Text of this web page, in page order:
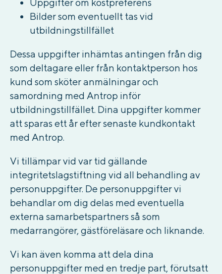
Bilder som eventuellt tas vid
utbildningstillfället
Dessa uppgifter inhämtas antingen från dig
som deltagare eller från kontaktperson hos
kund som sköter anmälningar och
samordning med Antrop inför
utbildningstillfället. Dina uppgifter kommer
att sparas ett år efter senaste kundkontakt
med Antrop.
Vi tillämpar vid var tid gällande
integritetslagstiftning vid all behandling av
personuppgifter. De personuppgifter vi
behandlar om dig delas med eventuella
externa samarbetspartners så som
medarrangörer, gästföreläsare och liknande.
Vi kan även komma att dela dina
personuppgifter med en tredje part, förutsatt